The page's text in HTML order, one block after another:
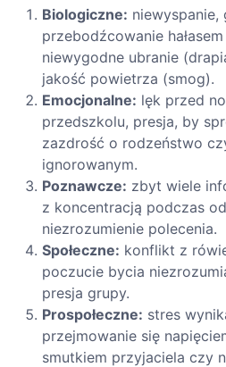
Biologiczne: niewyspanie,
przebodźcowanie
niewygodne ubranie
jakość powietrza (smog).
Emocjonalne: lęk przed
przedszkolu, presja, by
zazdrość o rodzeństwo
ignorowanym.
Poznawcze: zbyt wiele
z koncentracją podczas
niezrozumienie polecenia.
Społeczne: konflikt z
poczucie bycia
presja grupy.
Prospołeczne: stres
przejmowanie się
smutkiem przyjaciela czy